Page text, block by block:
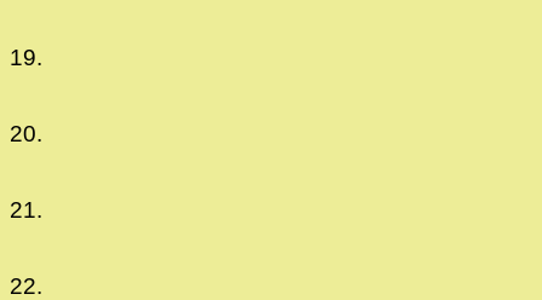
19.
20.
21.
22.